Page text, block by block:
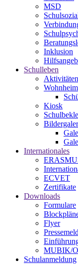
MSD
Inklusion
Schulleben
Aktivitäten
Wohnheim
Kiosk
Internationales
ECVET
Zertifikate
Downloads
Formulare
Flyer
MUBIK/
Schulanmeldung